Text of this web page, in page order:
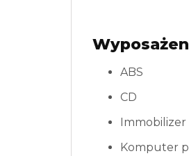
ABS
CD
Immobilizer
Komputer